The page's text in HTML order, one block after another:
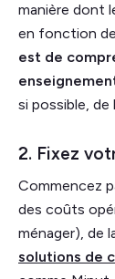
manière dont
en fonction
est de
si possible, de
2. Fixez
Commencez
des coûts
ménager), de
solutions de